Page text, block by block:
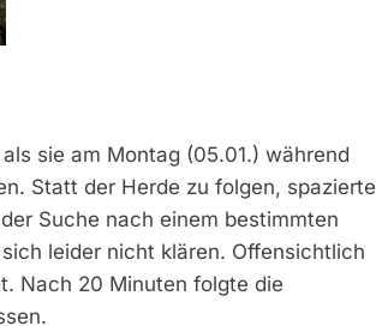
sie am Montag (05.01.) während
Statt der Herde zu folgen, spazierte
Suche nach einem bestimmten
leider nicht klären. Offensichtlich
Nach 20 Minuten folgte die